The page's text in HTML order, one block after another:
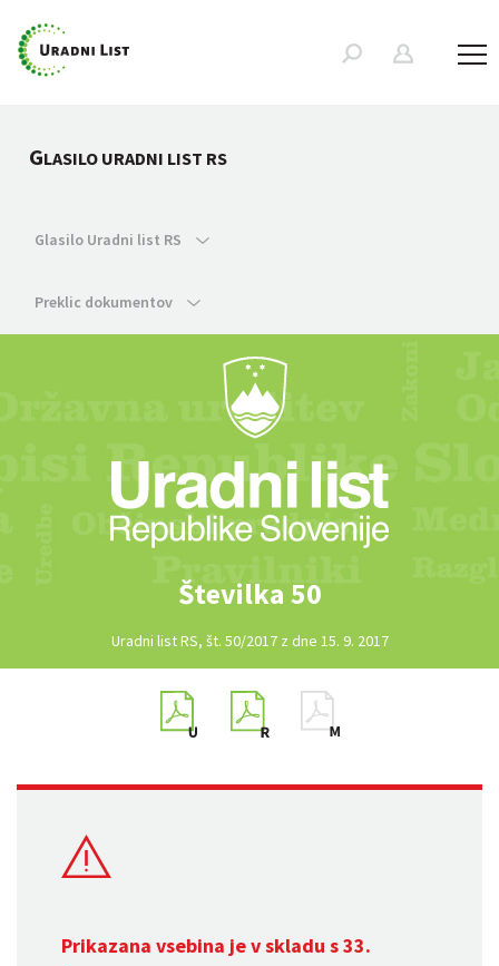
GLASILO URADNI LIST RS
Glasilo Uradni list RS
Preklic dokumentov
Številka 50
Uradni list RS, št. 50/2017 z dne 15. 9. 2017
Prikazana vsebina je v skladu s 33.